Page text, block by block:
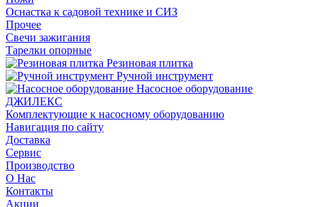
Оснастка к садовой технике и СИЗ
Прочее
Свечи зажигания
Тарелки опорные
Резиновая плитка
Ручной инструмент
Насосное оборудование
ДЖИЛЕКС
Комплектующие к насосному оборудованию
Навигация по сайту
Доставка
Сервис
Производство
О Нас
Контакты
Акции